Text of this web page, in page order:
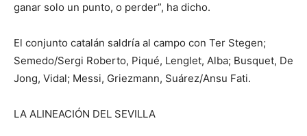
ganar solo un punto, o perder”, ha dicho.
El conjunto catalán saldría al campo con Ter Stegen;
Semedo/Sergi Roberto, Piqué, Lenglet, Alba; Busquet, De
Jong, Vidal; Messi, Griezmann, Suárez/Ansu Fati.
LA ALINEACIÓN DEL SEVILLA